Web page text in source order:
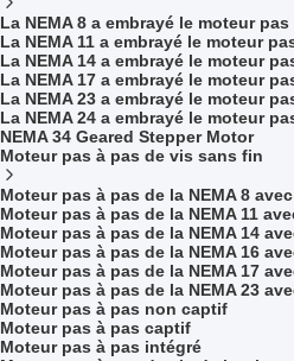
La NEMA 8 a embrayé le moteur pas
La NEMA 11 a embrayé le moteur
La NEMA 14 a embrayé le moteur
La NEMA 17 a embrayé le moteur
La NEMA 23 a embrayé le moteur
La NEMA 24 a embrayé le moteur
NEMA 34 Geared Stepper Motor
Moteur pas à pas de vis sans fin
Moteur pas à pas de la NEMA 8
Moteur pas à pas de la NEMA 11
Moteur pas à pas de la NEMA 14
Moteur pas à pas de la NEMA 16
Moteur pas à pas de la NEMA 17
Moteur pas à pas de la NEMA 23
Moteur pas à pas non captif
Moteur pas à pas captif
Moteur pas à pas intégré